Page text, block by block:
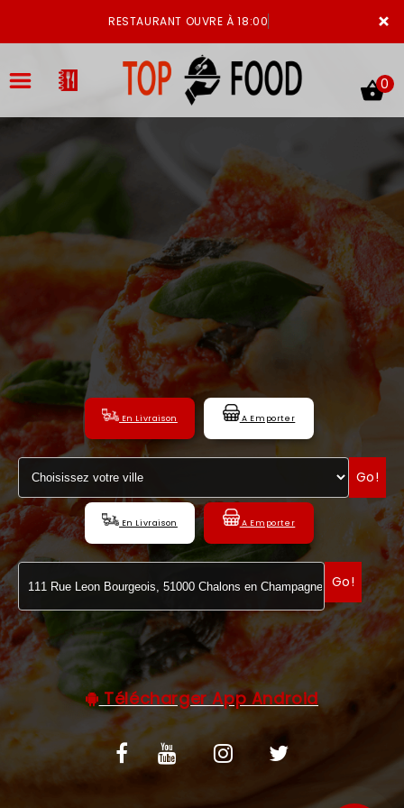
×
RESTAURANT OUVRE À 18:00
LA CARTE
VOTRE COMPTE
NOTRE RESTAURANT
VOS AVIS
MENTIONS LÉGALES
C.G.V
0
En Livraison A Emporter
Go!
En Livraison A Emporter
Go!
Télécharger App Android